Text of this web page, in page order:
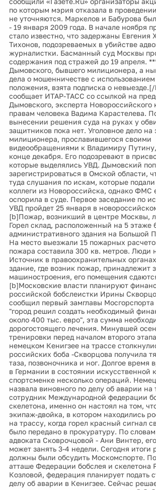
по которым мэрия отказала в
не уточняются. Маркелов и Бабурова
- 19 января 2009 года. В начале ноября
стало известно, что задержаны Евгения
Тихонов, подозреваемых в убийстве
журналистки. Басманный суд Москвы
содержания под стражей до 19 апреля.
Дымовского, бывшего милиционера, а
дела о мошенничестве с
положения, взята подписка о
сообщает ИТАР-ТАСС со ссылкой на
Дымовского, эксперта Новороссийского
правам человека Вадима Карастелева.
вынесении решения суда на руках у
защитников пока нет. Уголовное дело на
милиционера, прославившегося своими
видеообращениями к Владимиру
конце декабря. Его подозревают в
которые выделялись УВД. Дымовский
зарегистрироваться в Омской области,
туда слушания по искам, которые
коллеги из Новороссийска, однако ФМС
оспорила в суде. Первое заседание по
УВД пройдет 25 января в
[b]Пожар, возникший в центре Москвы,
Горел склад, расположенный на 5 этаже
административного здания на Большой
На место выезжали 15 пожарных
пожара составила 300 кв. метров. Люди
Источник в правоохранительных
здание, где возник пожар, принадлежит
машиностроения, его помещения
[b]Московские власти планируют
российской бобслеистки Ирины
сообщил первый замглавы
"город решил создать необходимый
около 400 тыс. евро", эта сумма
дорогостоящего лечения. Минувшей
тренировки перед началом второго
немецком Кенигзее на трассе
российских боба -Скворцова получила
таза, позвоночника и ног. Долгое время
в Германии в состоянии искусственной
спортсменке несколько операций.
назвала виновного по делу об аварии на
сотрудник Международной федерации
скелетона, именно он настоял на том,
экипаж-двойка, в котором находились
на трассу, когда горел красный сигнал
было передано в прокуратуру. По
адвоката Сковрочцовой - Ани Винтер,
может занять 3-4 недели. Сегодня итоги
должны были обсудить Москомспорте.
атташе Федерации бобслея и
Козловой, федерация планирует подать
делу об аварии в Кенигзее. Сейчас